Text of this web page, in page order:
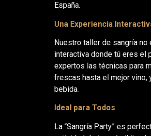
España.
Una Experiencia
Nuestro taller de sangría
interactiva donde tú eres el
expertos las técnicas para
frescas hasta el mejor vino,
bebida.
Ideal para Todos
La “Sangría Party” es